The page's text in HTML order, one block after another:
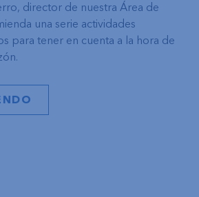
director de nuestra Área de
una serie actividades
para tener en cuenta a la hora de